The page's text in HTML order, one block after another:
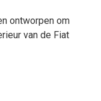
ontworpen om
van de Fiat